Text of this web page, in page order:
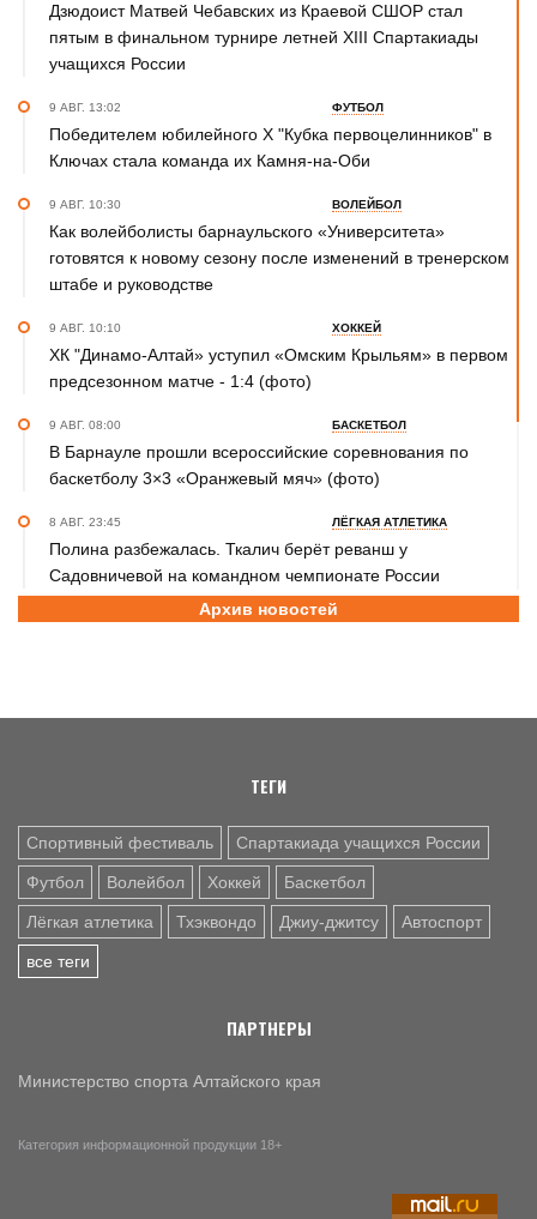
Дзюдоист Матвей Чебавских из Краевой СШОР стал
пятым в финальном турнире летней XIII Спартакиады
учащихся России
9 АВГ. 13:02 ФУТБОЛ
Победителем юбилейного Х "Кубка первоцелинников" в
Ключах стала команда их Камня-на-Оби
9 АВГ. 10:30 ВОЛЕЙБОЛ
Как волейболисты барнаульского «Университета»
готовятся к новому сезону после изменений в тренерском
штабе и руководстве
9 АВГ. 10:10 ХОККЕЙ
ХК "Динамо-Алтай» уступил «Омским Крыльям» в первом
предсезонном матче - 1:4 (фото)
9 АВГ. 08:00 БАСКЕТБОЛ
В Барнауле прошли всероссийские соревнования по
баскетболу 3×3 «Оранжевый мяч» (фото)
8 АВГ. 23:45 ЛЁГКАЯ АТЛЕТИКА
Полина разбежалась. Ткалич берёт реванш у
Садовничевой на командном чемпионате России
ТХЭКВОНДО
8 АВГ. 20:45 ДЖИУ-ДЖИТСУ
Архив новостей
ТЕГИ
Спортивный фестиваль Спартакиада учащихся России
Футбол Волейбол Хоккей Баскетбол
Лёгкая атлетика Тхэквондо Джиу-джитсу Автоспорт
все теги
ПАРТНЕРЫ
Министерство спорта Алтайского края
Категория информационной продукции 18+